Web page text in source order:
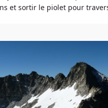
et sortir le piolet pour